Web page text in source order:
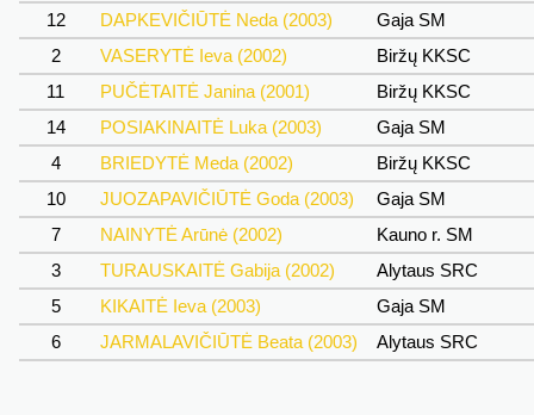
12
DAPKEVIČIŪTĖ Neda (2003)
Gaja SM
2
VASERYTĖ Ieva (2002)
Biržų KKSC
11
PUČĖTAITĖ Janina (2001)
Biržų KKSC
14
POSIAKINAITĖ Luka (2003)
Gaja SM
4
BRIEDYTĖ Meda (2002)
Biržų KKSC
10
JUOZAPAVIČIŪTĖ Goda (2003)
Gaja SM
7
NAINYTĖ Arūnė (2002)
Kauno r. SM
3
TURAUSKAITĖ Gabija (2002)
Alytaus SRC
5
KIKAITĖ Ieva (2003)
Gaja SM
6
JARMALAVIČIŪTĖ Beata (2003) Alytaus SRC